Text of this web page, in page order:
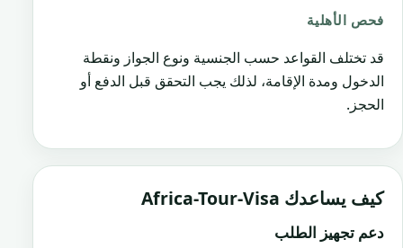
فحص الأهلية
قد تختلف القواعد حسب الجنسية ونوع الجواز ونقطة
الدخول ومدة الإقامة، لذلك يجب التحقق قبل الدفع أو
الحجز.
كيف يساعدك Africa-Tour-Visa
دعم تجهيز الطلب